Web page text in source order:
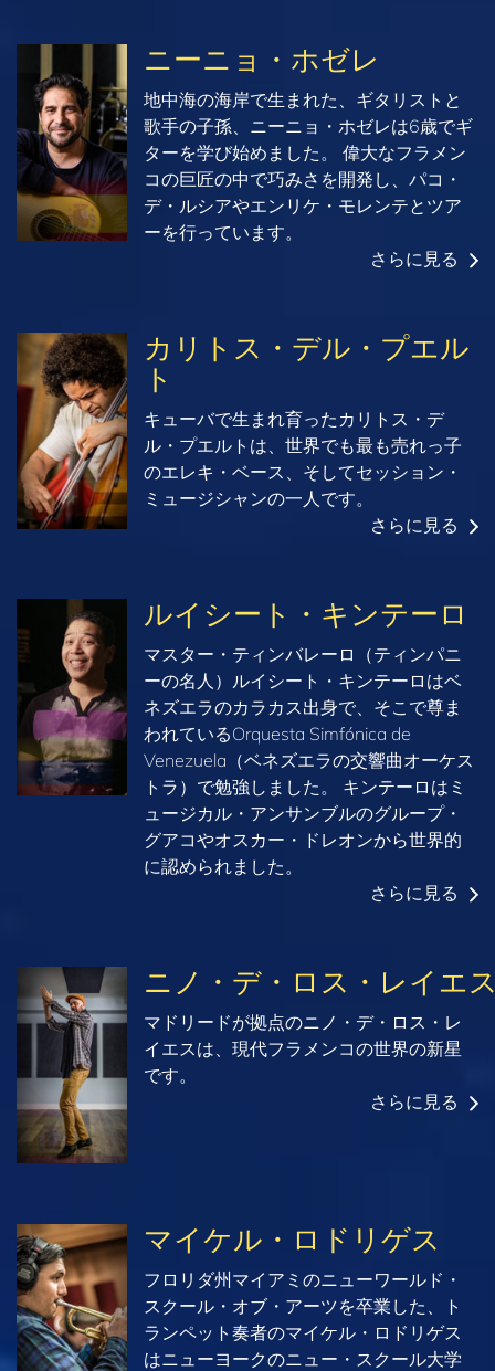
ニーニョ・ホゼレ
地中海の海岸で生まれた、ギタリストと
歌手の子孫、ニーニョ・ホゼレは6歳でギ
ターを学び始めました。 偉大なフラメン
コの巨匠の中で巧みさを開発し、パコ・
デ・ルシアやエンリケ・モレンテとツア
ーを行っています。
さらに見る
カリトス・デル・プエル
ト
キューバで生まれ育ったカリトス・デ
ル・プエルトは、世界でも最も売れっ子
のエレキ・ベース、そしてセッション・
ミュージシャンの一人です。
さらに見る
ルイシート・キンテーロ
マスター・ティンバレーロ（ティンパニ
ーの名人）ルイシート・キンテーロはベ
ネズエラのカラカス出身で、そこで尊ま
われているOrquesta Simfónica de
Venezuela（ベネズエラの交響曲オーケス
トラ）で勉強しました。 キンテーロはミ
ュージカル・アンサンブルのグループ・
グアコやオスカー・ドレオンから世界的
に認められました。
さらに見る
ニノ・デ・ロス・レイエ
マドリードが拠点のニノ・デ・ロス・レ
イエスは、現代フラメンコの世界の新星
です。
さらに見る
マイケル・ロドリゲス
フロリダ州マイアミのニューワールド・
スクール・オブ・アーツを卒業した、ト
ランペット奏者のマイケル・ロドリゲス
はニューヨークのニュー・スクール大学